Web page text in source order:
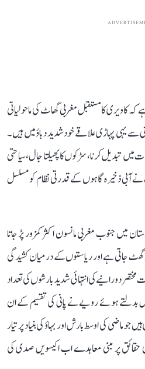
کہ کاویری کا مستقبل مغربی گھاٹ کی ماحولیاتی
سے یہی پہاڑی علاقے خود شدید دباؤ میں ہیں۔
میں تبدیل کرنا، سڑکوں کا پھیلتا جال، سیاحتی
آبی ذخیرہ گاہوں کے قدرتی نظام کو مسلسل
میں جنوب مغربی مانسون اکثر کمزور پڑ جاتا
جاتی ہے اور ریاستوں کے درمیان کشیدگی
دورانیے کی انتہائی شدید بارشوں کی تعداد
بدلتے ہوئے رویے نے پانی کی تقسیم کے ان
ماضی کی اوسط بارش اور بہاؤ کی بنیاد پر تیار
پر مبنی معاہدے اب اکیسویں صدی کی